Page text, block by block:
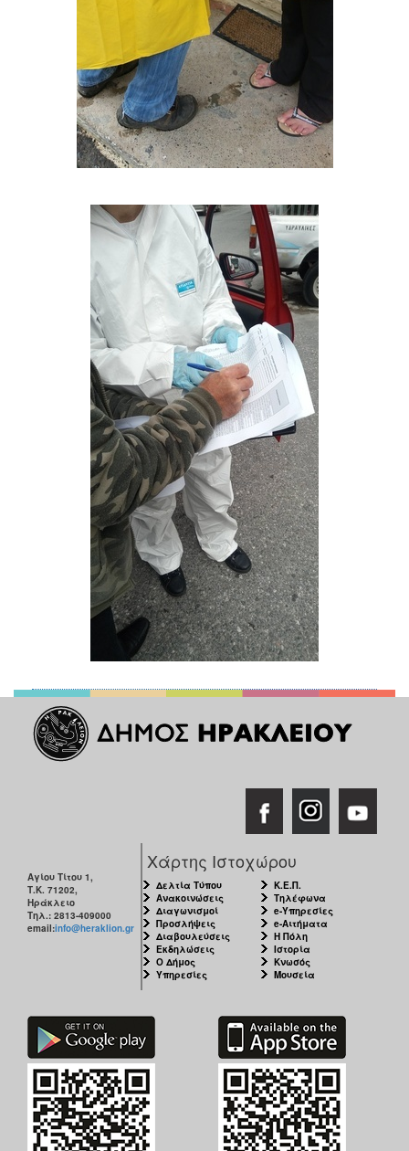
Αγίου Τίτου 1,
Τ.Κ. 71202,
Ηράκλειο
Τηλ.: 2813-409000
email:info@heraklion.gr
Χάρτης Ιστοχώρου
Δελτία Τύπου
Ανακοινώσεις
Διαγωνισμοί
Προσλήψεις
Διαβουλεύσεις
Εκδηλώσεις
Ο Δήμος
Υπηρεσίες
Κ.Ε.Π.
Τηλέφωνα
e-Υπηρεσίες
e-Αιτήματα
Η Πόλη
Ιστορία
Κνωσός
Μουσεία